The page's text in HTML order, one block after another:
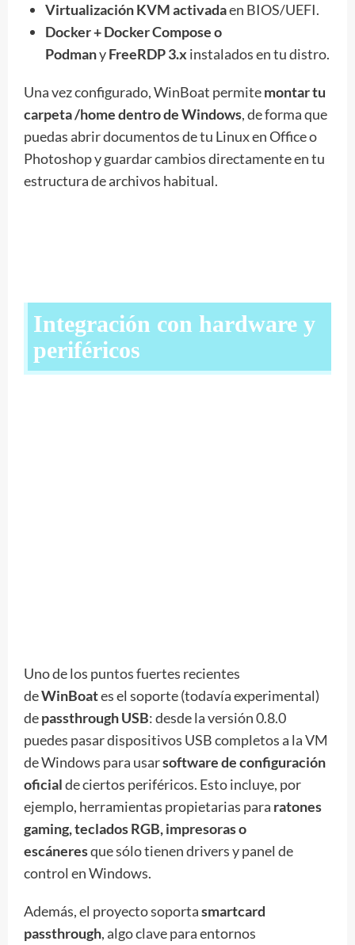
Virtualización KVM activadaen BIOS/UEFI.
Docker + Docker Compose o
PodmanyFreeRDP 3.x instalados en tu distro.
Una vez configurado, WinBoat permitemontar tu
carpeta /home dentro de Windows, de forma que
puedas abrir documentos de tu Linux en Office o
Photoshop y guardar cambios directamente en tu
estructura de archivos habitual.
Integración con hardware y
periféricos
Uno de los puntos fuertes recientes
deWinBoates el soporte (todavía experimental)
depassthrough USB: desde la versión 0.8.0
puedes pasar dispositivos USB completos a la VM
de Windows para usarsoftware de configuración
oficialde ciertos periféricos. Esto incluye, por
ejemplo, herramientas propietarias para ratones
gaming, teclados RGB, impresoras o
escáneresque sólo tienen drivers y panel de
control en Windows.
Además, el proyecto soportasmartcard
passthrough, algo clave para entornos